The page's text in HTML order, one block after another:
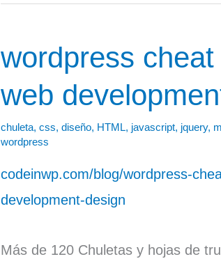
wordpress
web
chuleta, css, diseño, HTML, javascript, jquery,
wordpress
codeinwp.com/blog/wordpress-
development-design
Más de 120 Chuletas y hojas de
wordpress
sheets
web
design